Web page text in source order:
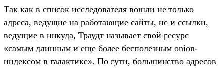
Так как в список исследователя вошли не только
адреса, ведущие на работающие сайты, но и ссылки,
ведущие в никуда, Траудт называет свой ресурс
«самым длинным и еще более бесполезным onion-
индексом в галактике». По сути, большинство адресов